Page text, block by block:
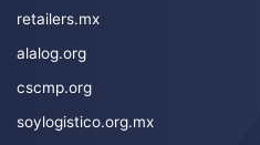
retailers.mx
alalog.org
cscmp.org
soylogistico.org.mx